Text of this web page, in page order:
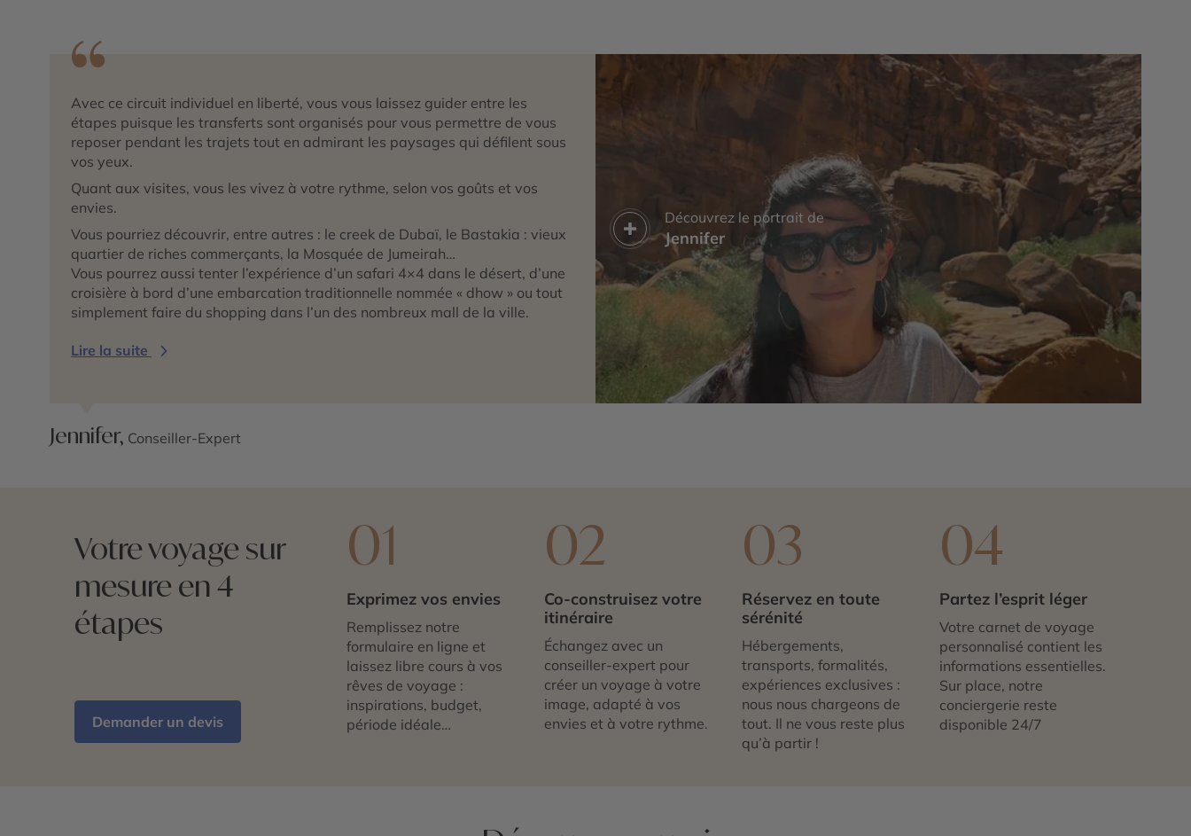
Avec ce circuit individuel en liberté, vous vous laissez guider entre les
étapes puisque les transferts sont organisés pour vous permettre de vous
reposer pendant les trajets tout en admirant les paysages qui défilent sous
vos yeux.
Quant aux visites, vous les vivez à votre rythme, selon vos goûts et vos
envies.
Vous pourriez découvrir, entre autres : le creek de Dubaï, le Bastakia : vieux
quartier de riches commerçants, la Mosquée de Jumeirah…
Vous pourrez aussi tenter l’expérience d’un safari 4×4 dans le désert, d’une
croisière à bord d’une embarcation traditionnelle nommée « dhow » ou tout
simplement faire du shopping dans l’un des nombreux mall de la ville.
Lire la suite
Jennifer, Conseiller-Expert
Découvrez le portrait de
Jennifer
Votre voyage sur
mesure en 4
étapes
Demander un devis
01
Exprimez vos envies
Remplissez notre
formulaire en ligne et
laissez libre cours à vos
rêves de voyage :
inspirations, budget,
période idéale…
02
Co-construisez votre
itinéraire
Échangez avec un
conseiller-expert pour
créer un voyage à votre
image, adapté à vos
envies et à votre rythme.
03
Réservez en toute
sérénité
Hébergements,
transports, formalités,
expériences exclusives :
nous nous chargeons de
tout. Il ne vous reste plus
qu’à partir !
04
Partez l’esprit léger
Votre carnet de voyage
personnalisé contient les
informations essentielles.
Sur place, notre
conciergerie reste
disponible 24/7